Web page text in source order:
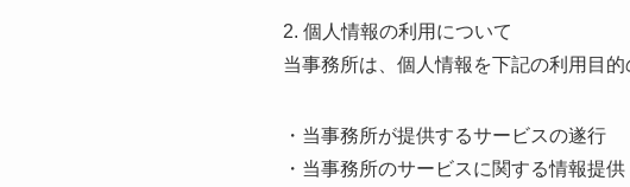
2. 個人情報の利用について
当事務所は、個人情報を下記の利用目
・当事務所が提供するサービスの遂行
・当事務所のサービスに関する情報提供